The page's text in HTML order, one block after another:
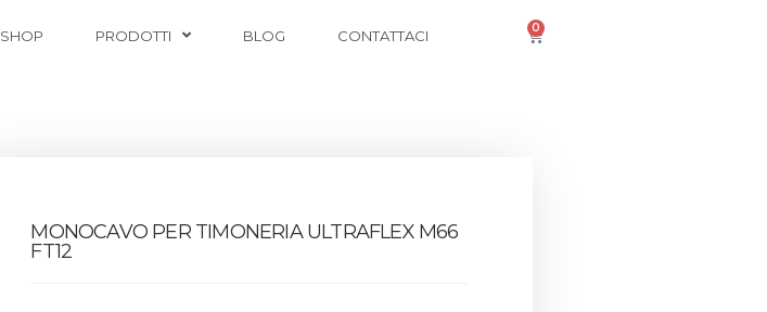
SHOP PRODOTTI BLOG CONTATTACI 0
MONOCAVO PER TIMONERIA ULTRAFLEX M66
FT12